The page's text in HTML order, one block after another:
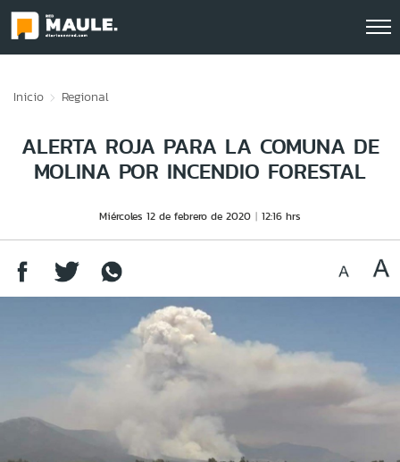
Inicio Regional
ALERTA ROJA PARA LA COMUNA DE
MOLINA POR INCENDIO FORESTAL
Miércoles 12 de febrero de 2020 12:16 hrs